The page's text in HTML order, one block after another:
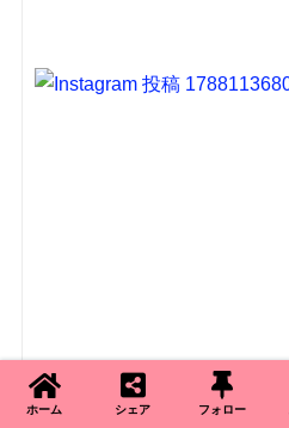
ホーム シェア フォロー